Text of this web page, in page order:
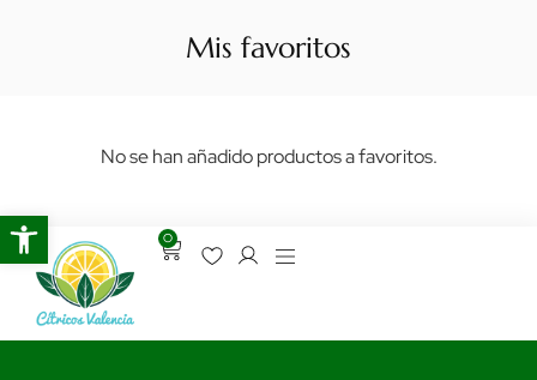
Abrir barra de herramientas
Mis favoritos
No se han añadido productos a favoritos.
0